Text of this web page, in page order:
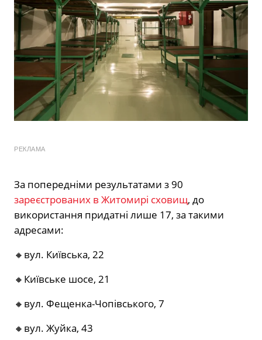
РЕКЛАМА
За попередніми результатами з 90
зареєстрованих в Житомирі сховищ, до
використання придатні лише 17, за такими
адресами:
🔸вул. Київська, 22
🔸Київське шосе, 21
🔸вул. Фещенка-Чопівського, 7
🔸вул. Жуйка, 43